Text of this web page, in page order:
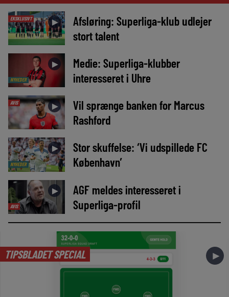
EKSKLUSIVT ►
Afsløring: Superliga-klub udlejer
stort talent
NYHEDER
►
Medie: Superliga-klubber
interesseret i Uhre
AVIS ►
Vil sprænge banken for Marcus
Rashford
NYHEDER
►
Stor skuffelse: ‘Vi udspillede FC
København’
AVIS
►
AGF meldes interesseret i
Superliga-profil
TIPSBLADET SPECIAL ►